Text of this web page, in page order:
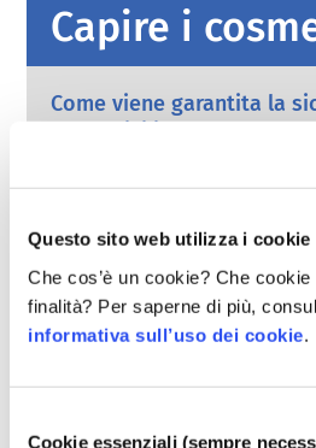
Questo sito web utilizza i cookie
Che cos’è un cookie? Che
finalità? Per saperne di più,
informativa sull’uso dei cookie.
Cookie essenziali (sempre
Capire i
Come viene garantita la
cosmetici in Europa?
Leggi severe garantiscono
prodotti per l’igiene
le persone. Le aziende e le
condividono la
sicuri i prodotti cosmetici.
leggi di più
Cosa dovrei sapere sugli
endocrini?
Alcuni ingredienti usati nei
perché hanno il potenziale
qualcosa è potenzialmente in